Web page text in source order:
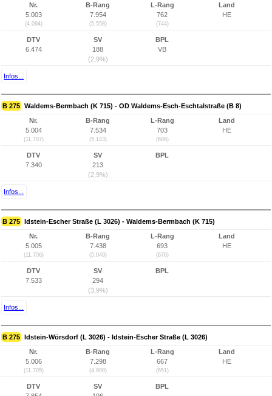
Nr.
5.003
(4.094)
B-Rang
7.954
(5.558)
L-Rang
762
(744)
Land
HE
DTV
6.474
SV
188
(2,9%)
BPL
VB
Infos...
B 275 Waldems-Bermbach (K 715) - OD Waldems-Esch-Eschtalstraße (B 8)
Nr.
5.004
(11.707)
B-Rang
7.534
(5.143)
L-Rang
703
(686)
Land
HE
DTV
7.340
SV
213
(2,9%)
BPL
Infos...
B 275 Idstein-Escher Straße (L 3026) - Waldems-Bermbach (K 715)
Nr.
5.005
(11.706)
B-Rang
7.438
(5.049)
L-Rang
693
(676)
Land
HE
DTV
7.533
SV
294
(3,9%)
BPL
Infos...
B 275 Idstein-Wörsdorf (L 3026) - Idstein-Escher Straße (L 3026)
Nr.
5.006
(11.705)
B-Rang
7.298
(4.909)
L-Rang
667
(651)
Land
HE
DTV
SV
BPL